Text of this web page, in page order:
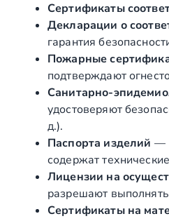
Сертификаты
Декларации о
гарантия
Пожарные
подтверждают
удостоверяют
д.).
Паспорта изделий —
содержат
Лицензии на
разрешают выполнять
Сертификаты на